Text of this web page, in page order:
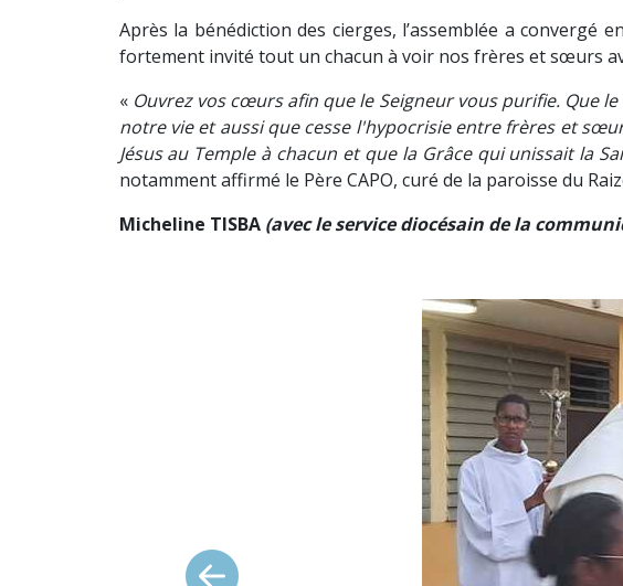
Après la bénédiction des cierges, l’assemblée a convergé
fortement invité tout un chacun à voir nos frères et sœurs
« Ouvrez vos cœurs afin que le Seigneur vous purifie. Que
notre vie et aussi que cesse l'hypocrisie entre frères et
Jésus au Temple à chacun et que la Grâce qui unissait la
notamment affirmé le Père CAPO, curé de la paroisse du
Micheline TISBA (avec le service diocésain de la